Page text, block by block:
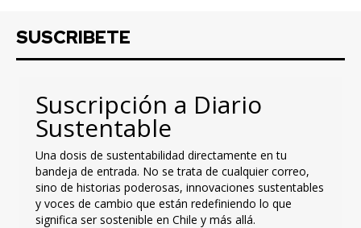
SUSCRIBETE
Suscripción a Diario
Sustentable
Una dosis de sustentabilidad directamente en tu
bandeja de entrada. No se trata de cualquier correo,
sino de historias poderosas, innovaciones sustentables
y voces de cambio que están redefiniendo lo que
significa ser sostenible en Chile y más allá.